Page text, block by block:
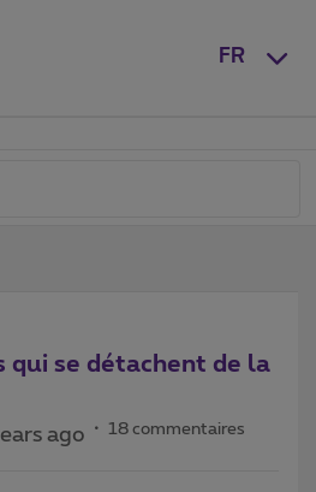
FR
qui se détachent de la
ago 18 commentaires